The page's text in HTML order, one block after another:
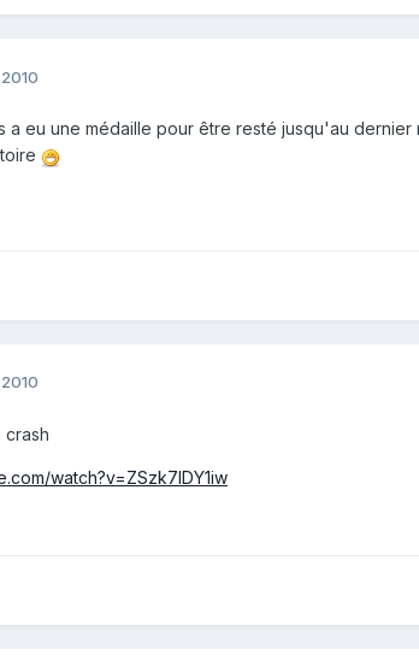
a eu une médaille pour être resté jusqu'au
watch?v=ZSzk7lDY1iw